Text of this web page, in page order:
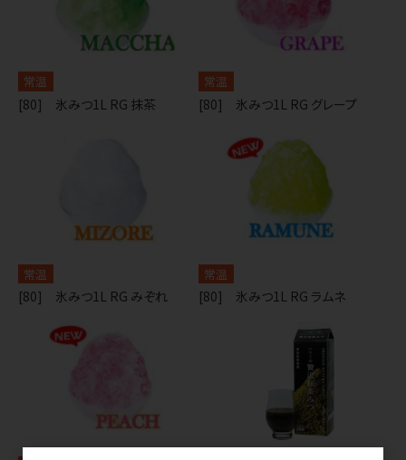
常温
[80] 氷みつ1L RG 抹茶
常温
[80] 氷みつ1L RG グレープ
常温
[80] 氷みつ1L RG みぞれ
常温
[80] 氷みつ1L RG ラムネ